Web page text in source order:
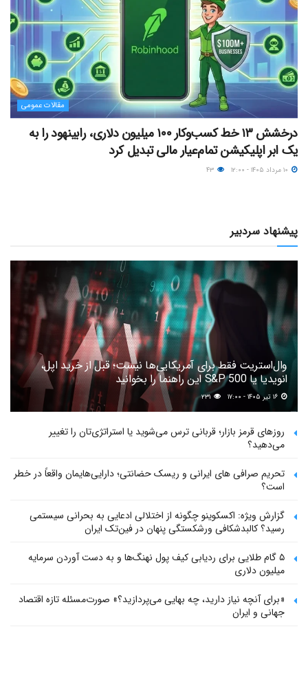
مقالات عمومی
درخشش ۱۳ خط کسب‌وکار ۱۰۰ میلیون دلاری، رابینهود را به
یک ابر اپلیکیشن تمام‌عیار مالی تبدیل کرد
پیشنهاد سردبیر
وال‌استریت فقط برای آمریکایی‌ها نیست؛ قبل از خرید اپل،
انویدیا یا S&P 500 این راهنما را بخوانید
۲۳۱
روزهای قرمز بازار؛ قربانی ترس می‌شوید یا استراتژی‌تان را تغییر
می‌دهید؟
تحریم صرافی های ایرانی و ریسک حضانتی؛ دارایی‌هایمان واقعاً در خطر
است؟
گزارش ویژه: اکسکوینو چگونه از اختلالی ادعایی به بحرانی سیستمی
رسید؟ کالبدشکافی ورشکستگی پنهان در فین‌تک ایران
۵ گام طلایی برای ردیابی کیف پول‌ نهنگ‌ها و به دست آوردن سرمایه
میلیون دلاری
«برای آنچه نیاز دارید، چه بهایی می‌پردازید؟» صورت‌مسئله تازه اقتصاد
جهانی و ایران